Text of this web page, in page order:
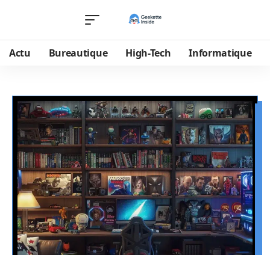
Actu Bureautique High-Tech Informatique